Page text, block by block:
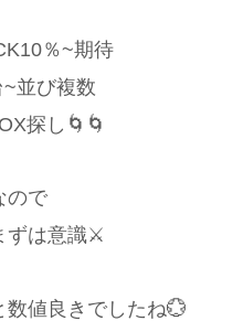
％~期待
並び複数
探し🌀🌀
ので
ずは意識⚔
値良きでしたね💮